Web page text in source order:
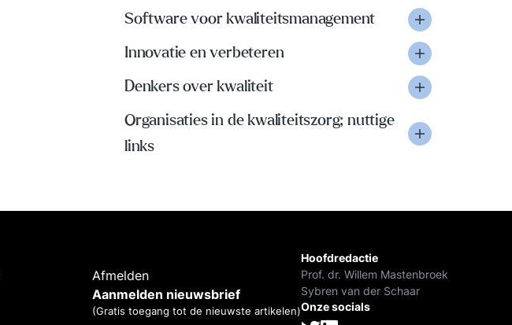
Software voor kwaliteitsmanagement
Innovatie en verbeteren
Denkers over kwaliteit
Organisaties in de kwaliteitszorg; nuttige
links
Afmelden
Aanmelden nieuwsbrief
(Gratis toegang tot de nieuwste artikelen)
Hoofdredactie
Prof. dr. Willem Mastenbroek
Sybren van der Schaar
Onze socials